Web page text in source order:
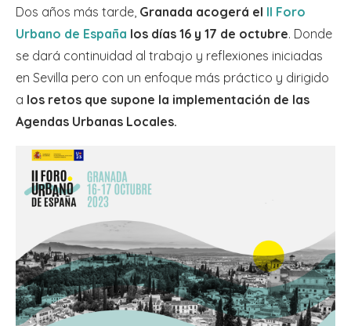
Dos años más tarde, Granada acogerá el II Foro
Urbano de España los días 16 y 17 de octubre. Donde
se dará continuidad al trabajo y reflexiones iniciadas
en Sevilla pero con un enfoque más práctico y dirigido
a los retos que supone la implementación de las
Agendas Urbanas Locales.